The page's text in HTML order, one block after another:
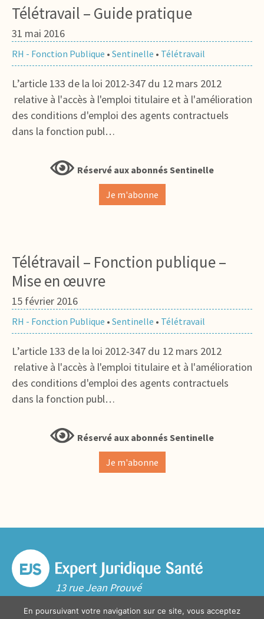
Télétravail – Guide pratique
31 mai 2016
RH - Fonction Publique • Sentinelle • Télétravail
L’article 133 de la loi 2012-347 du 12 mars 2012
relative à l'accès à l'emploi titulaire et à l'amélioration
des conditions d'emploi des agents contractuels
dans la fonction publ…
Réservé aux abonnés Sentinelle
Je m'abonne
Télétravail – Fonction publique –
Mise en œuvre
15 février 2016
RH - Fonction Publique • Sentinelle • Télétravail
L’article 133 de la loi 2012-347 du 12 mars 2012
relative à l'accès à l'emploi titulaire et à l'amélioration
des conditions d'emploi des agents contractuels
dans la fonction publ…
Réservé aux abonnés Sentinelle
Je m'abonne
13 rue Jean Prouvé
En poursuivant votre navigation sur ce site, vous acceptez